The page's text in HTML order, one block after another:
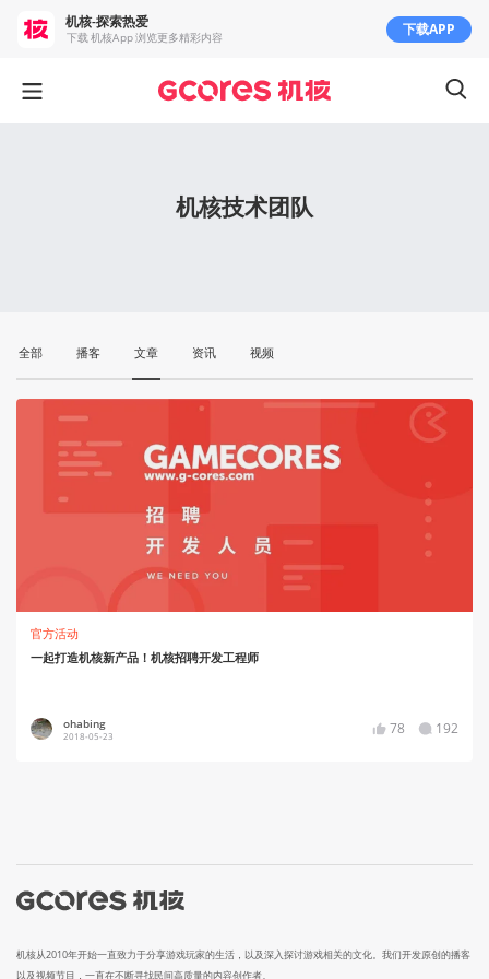
机核技术团队
全部 播客 文章 资讯 视频
官方活动
一起打造机核新产品！机核招聘开发工程师
ohabing
2018-05-23 78 192
机核从2010年开始一直致力于分享游戏玩家的生活，以及深入探讨游戏相关的文化。我们开发原创的播客
以及视频节目，一直在不断寻找民间高质量的内容创作者。
机核-探索热爱
下载 机核App 浏览更多精彩内容 下载APP